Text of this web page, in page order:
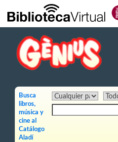
Saltar al contenido principal
Busca
libros,
música y
cine al
Catálogo
Aladí